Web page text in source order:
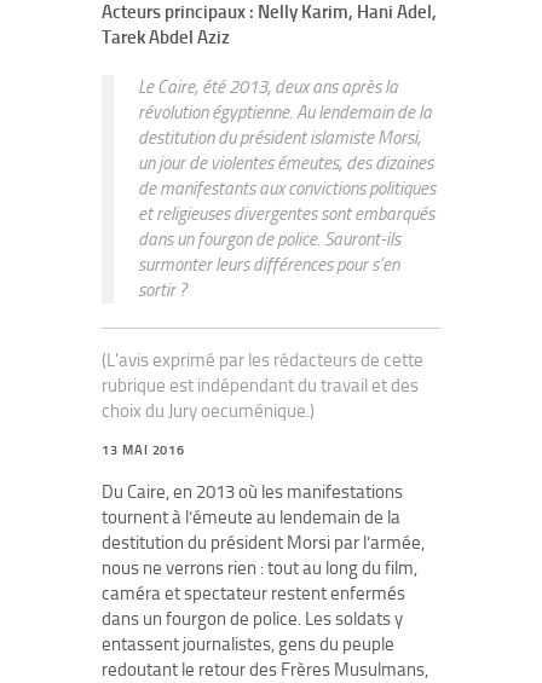
Acteurs principaux : Nelly Karim, Hani Adel,
Tarek Abdel Aziz
Le Caire, été 2013, deux ans après la
révolution égyptienne. Au lendemain de la
destitution du président islamiste Morsi,
un jour de violentes émeutes, des dizaines
de manifestants aux convictions politiques
et religieuses divergentes sont embarqués
dans un fourgon de police. Sauront-ils
surmonter leurs différences pour s’en
sortir ?
(L'avis exprimé par les rédacteurs de cette
rubrique est indépendant du travail et des
choix du Jury oecuménique.)
13 MAI 2016
Du Caire, en 2013 où les manifestations
tournent à l’émeute au lendemain de la
destitution du président Morsi par l’armée,
nous ne verrons rien : tout au long du film,
caméra et spectateur restent enfermés
dans un fourgon de police. Les soldats y
entassent journalistes, gens du peuple
redoutant le retour des Frères Musulmans,